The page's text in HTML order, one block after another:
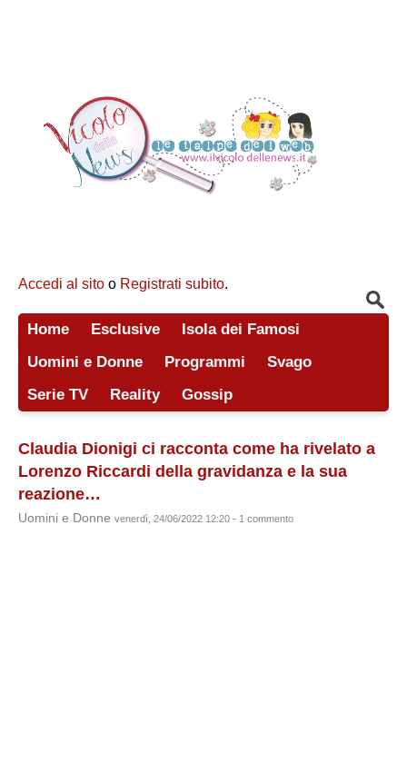
Accedi al sito o Registrati subito.
Home Esclusive
Isola dei Famosi
Uomini e Donne
Programmi
Svago
Serie TV
Reality Gossip
Claudia Dionigi ci racconta come ha rivelato a
Lorenzo Riccardi della gravidanza e la sua
reazione…
Uomini e Donne venerdì, 24/06/2022 12:20 - 1 commento